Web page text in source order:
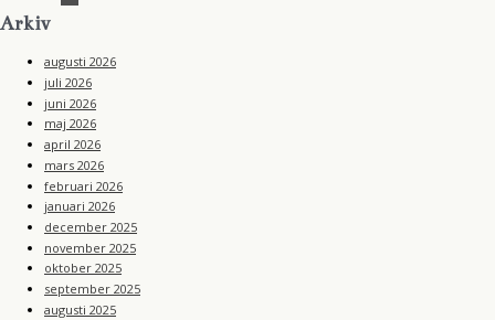
Arkiv
augusti 2026
juli 2026
juni 2026
maj 2026
april 2026
mars 2026
februari 2026
januari 2026
december 2025
november 2025
oktober 2025
september 2025
augusti 2025